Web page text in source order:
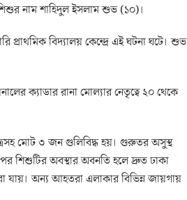
নাম শাহিদুল ইসলাম শুভ (১০)।
বিদ্যালয় কেন্দ্রে এই ঘটনা ঘটে। শুভ
ক্যাডার রানা মোল্যার নেতৃত্বে ২০ থেকে
মোট ৩ জন গুলিবিদ্ধ হয়। গুরুতর অসুস্থ
শিশুটির অবস্থার অবনতি হলে দ্রুত ঢাকা
যায়। অন্য আহতরা এলাকার বিভিন্ন জায়গায়